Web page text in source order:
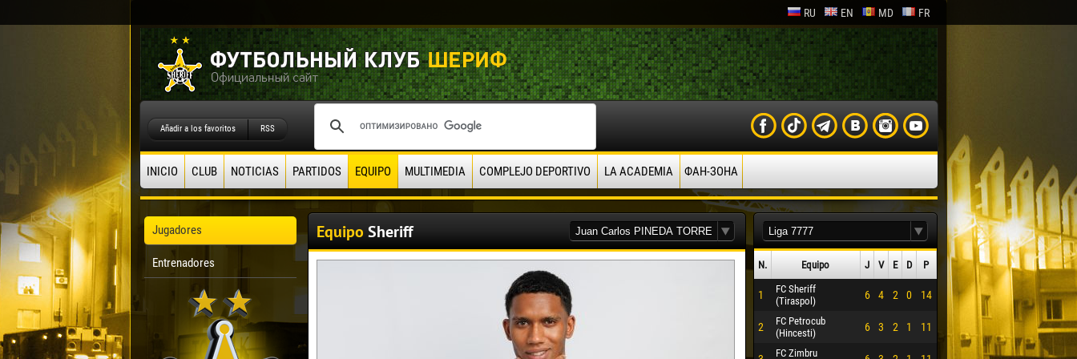
RU EN MD FR
Añadir a los favoritos RSS
INICIO CLUB NOTICIAS PARTIDOS EQUIPO MULTIMEDIA COMPLEJO DEPORTIVO LA ACADEMIA ФАН-ЗОНА
Jugadores
Entrenadores
Equipo Sheriff
N. Equipo J V Е D P
1
FC Sheriff
(Tiraspol)
6 4 2 0 14
2
FC Petrocub
(Hincesti)
6 3 2 1 11
FC Zimbru